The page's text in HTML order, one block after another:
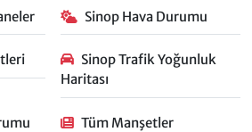
Sinop Hava Durumu
Sinop Trafik Yoğunluk
Haritası
Tüm Manşetler